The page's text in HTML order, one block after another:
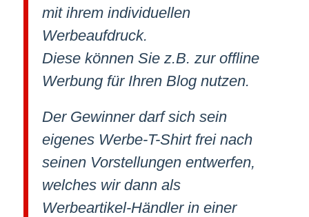
mit ihrem individuellen
Werbeaufdruck.
Diese können Sie z.B. zur offline
Werbung für Ihren Blog nutzen.
Der Gewinner darf sich sein
eigenes Werbe-T-Shirt frei nach
seinen Vorstellungen entwerfen,
welches wir dann als
Werbeartikel-Händler in einer